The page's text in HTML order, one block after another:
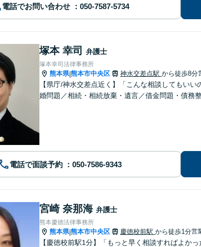
電話でお問い合わせ
塚本 幸司 弁護士
塚本幸司法律事務所
熊本県|熊本市中央区 神水交差点駅 から徒歩8分
【県庁/神水交差点近く】「こんな相談してもい
婚問題／相続・相続放棄・遺言／借金問題・債務
電話で面談予約
宮崎 奈那海 弁護士
熊本慶徳法律事務所
熊本県|熊本市中央区 慶徳校前駅 から徒歩1分営
【慶徳校前駅1分】「もっと早く相談すればよか